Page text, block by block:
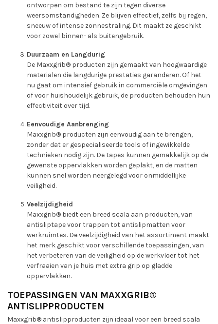
ontworpen om bestand te zijn tegen diverse
weersomstandigheden. Ze blijven effectief, zelfs bij regen,
sneeuw of intense zonnestraling. Dit maakt ze geschikt
voor zowel binnen- als buitengebruik.
Duurzaam en Langdurig
De Maxxgrib® producten zijn gemaakt van hoogwaardige
materialen die langdurige prestaties garanderen. Of het
nu gaat om intensief gebruik in commerciële omgevingen
of voor huishoudelijk gebruik, de producten behouden hun
effectiviteit over tijd.
Eenvoudige Aanbrenging
Maxxgrib® producten zijn eenvoudig aan te brengen,
zonder dat er gespecialiseerde tools of ingewikkelde
technieken nodig zijn. De tapes kunnen gemakkelijk op de
gewenste oppervlakken worden geplakt, en de matten
kunnen snel worden neergelegd voor onmiddellijke
veiligheid.
Veelzijdigheid
Maxxgrib® biedt een breed scala aan producten, van
antisliptape voor trappen tot antislipmatten voor
werkruimtes. De veelzijdigheid van het assortiment maakt
het merk geschikt voor verschillende toepassingen, van
het verbeteren van de veiligheid op de werkvloer tot het
verfraaien van je huis met extra grip op gladde
oppervlakken.
TOEPASSINGEN VAN MAXXGRIB®
ANTISLIPPRODUCTEN
Maxxgrib® antislipproducten zijn ideaal voor een breed scala